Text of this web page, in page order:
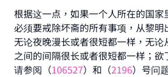
根据这一点，如果一个人所在的国家
必须要戒除坏斋的所有事项，从黎明
无论夜晚漫长或者很短都一样，无论
之间的间隔很长或者很短都一样；
请参阅（106527）和（2196）号问
good will earn the same
do it."
(MUSLIM, 1893)